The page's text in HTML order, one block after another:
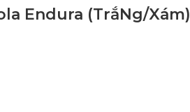
Endura (TrắNg/Xám)